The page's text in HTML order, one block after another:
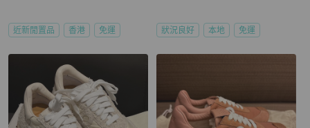
近新閒置品 香港 免運 狀況良好 本地 免運